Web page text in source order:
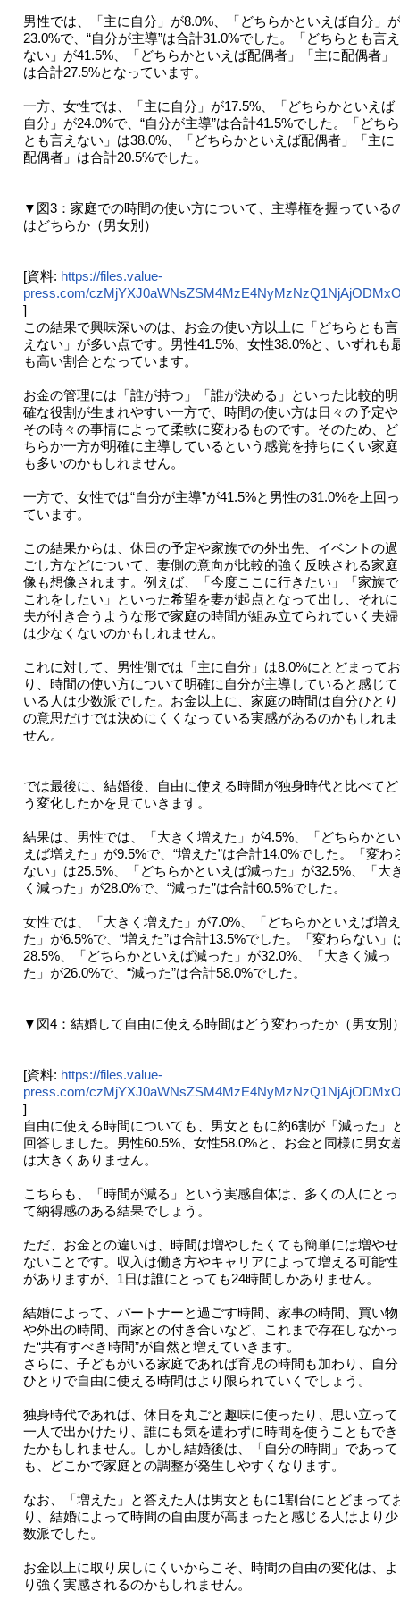
男性では、「主に自分」が8.0%、「どちらかといえば自分」が
23.0%で、“自分が主導”は合計31.0%でした。「どちらとも言え
ない」が41.5%、「どちらかといえば配偶者」「主に配偶者」
は合計27.5%となっています。
一方、女性では、「主に自分」が17.5%、「どちらかといえば
自分」が24.0%で、“自分が主導”は合計41.5%でした。「どちら
とも言えない」は38.0%、「どちらかといえば配偶者」「主に
配偶者」は合計20.5%でした。
▼図3：家庭での時間の使い方について、主導権を握っている
はどちらか（男女別）
[資料: https://files.value-
press.com/
]
この結果で興味深いのは、お金の使い方以上に「どちらとも言
えない」が多い点です。男性41.5%、女性38.0%と、いずれも
も高い割合となっています。
お金の管理には「誰が持つ」「誰が決める」といった比較的明
確な役割が生まれやすい一方で、時間の使い方は日々の予定や
その時々の事情によって柔軟に変わるものです。そのため、ど
ちらか一方が明確に主導しているという感覚を持ちにくい家庭
も多いのかもしれません。
一方で、女性では“自分が主導”が41.5%と男性の31.0%を上回っ
ています。
この結果からは、休日の予定や家族での外出先、イベントの過
ごし方などについて、妻側の意向が比較的強く反映される家庭
像も想像されます。例えば、「今度ここに行きたい」「家族で
これをしたい」といった希望を妻が起点となって出し、それに
夫が付き合うような形で家庭の時間が組み立てられていく夫婦
は少なくないのかもしれません。
これに対して、男性側では「主に自分」は8.0%にとどまってお
り、時間の使い方について明確に自分が主導していると感じて
いる人は少数派でした。お金以上に、家庭の時間は自分ひとり
の意思だけでは決めにくくなっている実感があるのかもしれま
せん。
では最後に、結婚後、自由に使える時間が独身時代と比べてど
う変化したかを見ていきます。
結果は、男性では、「大きく増えた」が4.5%、「どちらかとい
えば増えた」が9.5%で、“増えた”は合計14.0%でした。「変わ
ない」は25.5%、「どちらかといえば減った」が32.5%、「大
く減った」が28.0%で、“減った”は合計60.5%でした。
女性では、「大きく増えた」が7.0%、「どちらかといえば増え
た」が6.5%で、“増えた”は合計13.5%でした。「変わらない」
28.5%、「どちらかといえば減った」が32.0%、「大きく減っ
た」が26.0%で、“減った”は合計58.0%でした。
▼図4：結婚して自由に使える時間はどう変わったか（男女別
[資料: https://files.value-
press.com/
]
自由に使える時間についても、男女ともに約6割が「減った」
回答しました。男性60.5%、女性58.0%と、お金と同様に男女
は大きくありません。
こちらも、「時間が減る」という実感自体は、多くの人にとっ
て納得感のある結果でしょう。
ただ、お金との違いは、時間は増やしたくても簡単には増やせ
ないことです。収入は働き方やキャリアによって増える可能性
がありますが、1日は誰にとっても24時間しかありません。
結婚によって、パートナーと過ごす時間、家事の時間、買い物
や外出の時間、両家との付き合いなど、これまで存在しなかっ
た“共有すべき時間”が自然と増えていきます。
さらに、子どもがいる家庭であれば育児の時間も加わり、自分
ひとりで自由に使える時間はより限られていくでしょう。
独身時代であれば、休日を丸ごと趣味に使ったり、思い立って
一人で出かけたり、誰にも気を遣わずに時間を使うこともでき
たかもしれません。しかし結婚後は、「自分の時間」であって
も、どこかで家庭との調整が発生しやすくなります。
なお、「増えた」と答えた人は男女ともに1割台にとどまって
り、結婚によって時間の自由度が高まったと感じる人はより少
数派でした。
お金以上に取り戻しにくいからこそ、時間の自由の変化は、よ
り強く実感されるのかもしれません。